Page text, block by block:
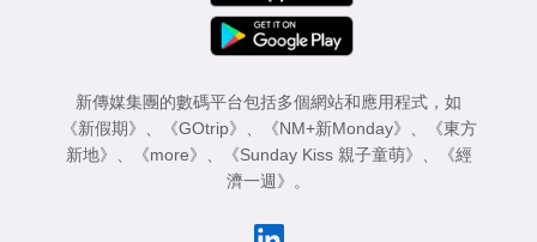
新傳媒集團的數碼平台包括多個網站和應用程式，如
《新假期》
《GOtrip》 《NM+新Monday》
《東方
新地》
《more》 《Sunday Kiss 親子童萌》
《經
濟一週》
。